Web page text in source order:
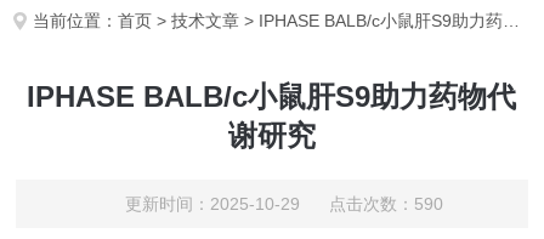
当前位置：首页 >技术文章 > IPHASE BALB/c小鼠肝S9助力药物代谢研究
IPHASE BALB/c小鼠肝S9助力药物代
谢研究
更新时间：2025-10-29 点击次数：590